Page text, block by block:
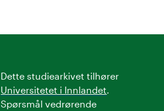
Dette studiearkivet tilhører
Universitetet i Innlandet.
Spørsmål vedrørende